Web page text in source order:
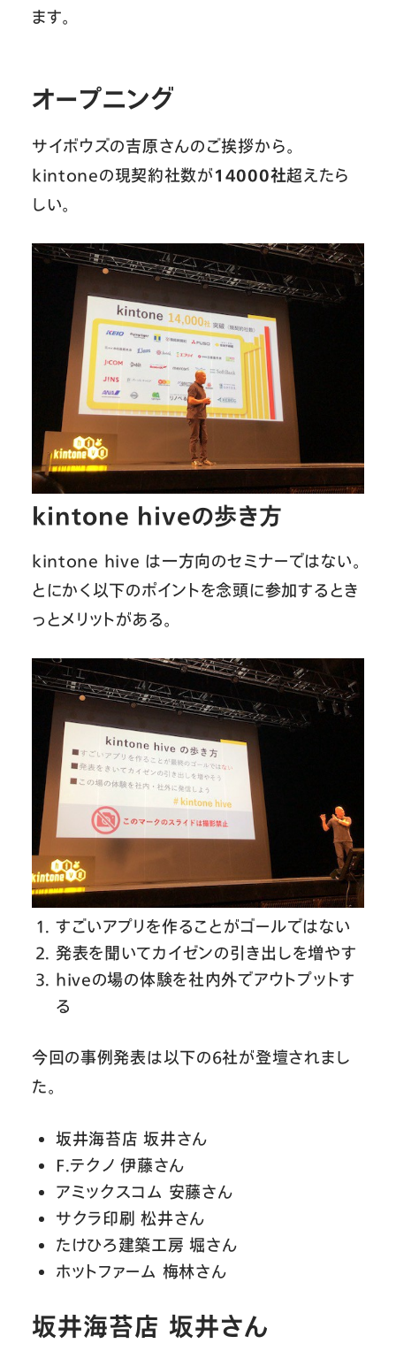
ます。
オープニング
サイボウズの吉原さんのご挨拶から。
kintoneの現契約社数が14000社超えたら
しい。
kintone hiveの歩き方
kintone hive は一方向のセミナーではない。
とにかく以下のポイントを念頭に参加するとき
っとメリットがある。
すごいアプリを作ることがゴールではない
発表を聞いてカイゼンの引き出しを増やす
hiveの場の体験を社内外でアウトプットす
る
今回の事例発表は以下の6社が登壇されまし
た。
坂井海苔店 坂井さん
F.テクノ 伊藤さん
アミックスコム 安藤さん
サクラ印刷 松井さん
たけひろ建築工房 堀さん
ホットファーム 梅林さん
坂井海苔店 坂井さん